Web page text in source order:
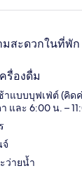
มสะดวกในที่พัก
รื่องดื่ม
าแบบบุฟเฟ่ต์ (คิด
และ 6:00 น. –
ว่ายน้ำ